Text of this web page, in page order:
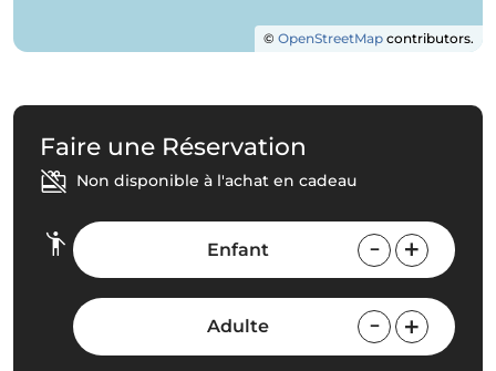
© OpenStreetMap contributors.
Faire une Réservation
Non disponible à l'achat en cadeau
Enfant
Adulte